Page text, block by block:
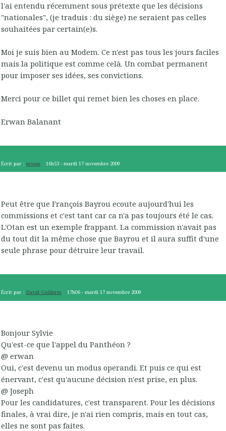
l'ai entendu récemment sous prétexte que les décisions
"nationales", (je traduis : du siège) ne seraient pas celles
souhaitées par certain(e)s.
Moi je suis bien au Modem. Ce n'est pas tous les jours faciles
mais la politique est comme celà. Un combat permanent
pour imposer ses idées, ses convictions.
Merci pour ce billet qui remet bien les choses en place.
Erwan Balanant
Écrit par : erwan 16h53 -mardi 17 novembre 2009
Peut être que François Bayrou ecoute aujourd'hui les
commissions et c'est tant car ca n'a pas toujours été le cas.
L'Otan est un exemple frappant. La commission n'avait pas
du tout dit la même chose que Bayrou et il aura suffit d'une
seule phrase pour détruire leur travail.
Écrit par : David Guillerm 17h06 -mardi 17 novembre 2009
Bonjour Sylvie
Qu'est-ce que l'appel du Panthéon ?
@ erwan
Oui, c'est devenu un modus operandi. Et puis ce qui est
énervant, c'est qu'aucune décision n'est prise, en plus.
@ Joseph
Pour les candidatures, c'est transparent. Pour les décisions
finales, à vrai dire, je n'ai rien compris, mais en tout cas,
elles ne sont pas faites.